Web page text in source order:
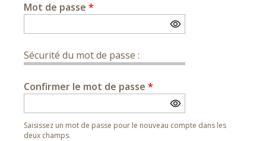
Mot de passe *
Sécurité du mot de passe :
Confirmer le mot de passe *
Saisissez un mot de passe pour le nouveau compte dans les
deux champs.